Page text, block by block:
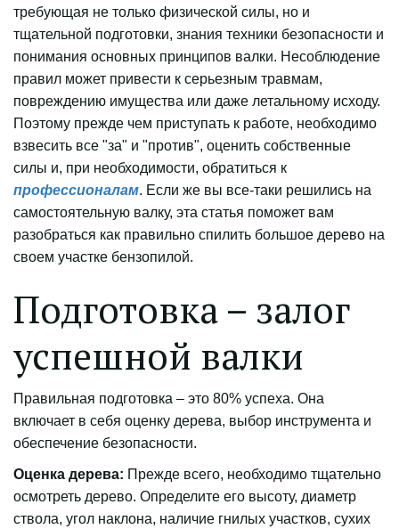
требующая не только физической силы, но и
тщательной подготовки, знания техники безопасности и
понимания основных принципов валки. Несоблюдение
правил может привести к серьезным травмам,
повреждению имущества или даже летальному исходу.
Поэтому прежде чем приступать к работе, необходимо
взвесить все "за" и "против", оценить собственные
силы и, при необходимости, обратиться к
профессионалам. Если же вы все-таки решились на
самостоятельную валку, эта статья поможет вам
разобраться как правильно спилить большое дерево на
своем участке бензопилой.
Подготовка – залог
успешной валки
Правильная подготовка – это 80% успеха. Она
включает в себя оценку дерева, выбор инструмента и
обеспечение безопасности.
Оценка дерева: Прежде всего, необходимо тщательно
осмотреть дерево. Определите его высоту, диаметр
ствола, угол наклона, наличие гнилых участков, сухих